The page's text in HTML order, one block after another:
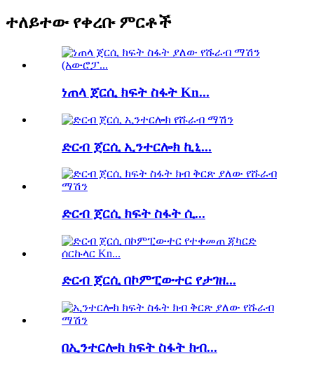
ተለይተው የቀረቡ ምርቶች
ነጠላ ጀርሲ ክፍት ስፋት Kn...
ድርብ ጀርሲ ኢንተርሎክ ኪኒ...
ድርብ ጀርሲ ክፍት ስፋት ሲ...
ድርብ ጀርሲ በኮምፒውተር የታገዘ...
በኢንተርሎክ ክፍት ስፋት ክብ...